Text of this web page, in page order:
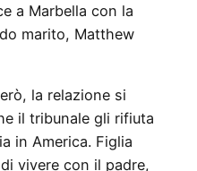
a Marbella con la
marito, Matthew
la relazione si
il tribunale gli rifiuta
in America. Figlia
vivere con il padre,